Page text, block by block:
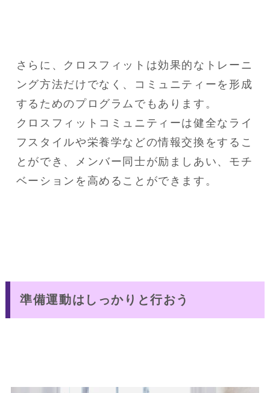
さらに、クロスフィットは効果的なトレーニ
ング方法だけでなく、コミュニティーを形成
するためのプログラムでもあります。
クロスフィットコミュニティーは健全なライ
フスタイルや栄養学などの情報交換をするこ
とができ、メンバー同士が励ましあい、モチ
準備運動はしっかりと行おう